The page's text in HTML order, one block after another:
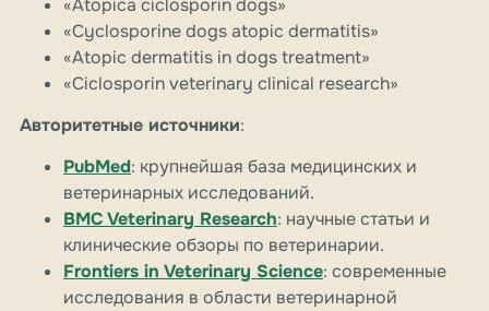
«Atopica ciclosporin dogs»
«Cyclosporine dogs atopic dermatitis»
«Atopic dermatitis in dogs treatment»
«Ciclosporin veterinary clinical research»
Авторитетные источники:
PubMed: крупнейшая база медицинских и
ветеринарных исследований.
BMC Veterinary Research: научные статьи и
клинические обзоры по ветеринарии.
Frontiers in Veterinary Science: современные
исследования в области ветеринарной